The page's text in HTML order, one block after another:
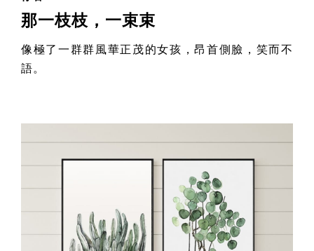
那一枝枝，一束束
像極了一群群風華正茂的女孩，昂首側臉，笑而不
語。